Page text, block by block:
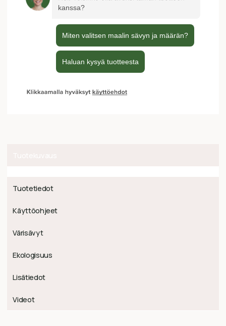
Tuotetiedot
Käyttöohjeet
Värisävyt
Ekologisuus
Lisätiedot
Videot